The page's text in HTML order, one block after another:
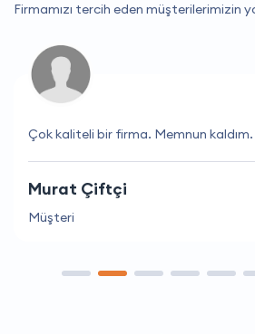
Firmamızı tercih eden müşterilerimizin
Çok kaliteli bir firma. Memnun kaldım.
Murat Çiftçi
Müşteri